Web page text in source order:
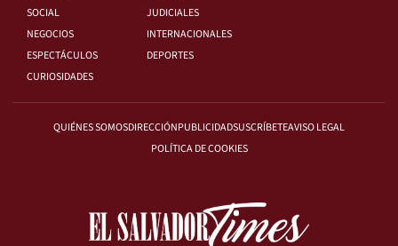
SOCIAL
JUDICIALES
NEGOCIOS
INTERNACIONALES
ESPECTÁCULOS
DEPORTES
CURIOSIDADES
QUIÉNES SOMOSDIRECCIÓNPUBLICIDADSUSCRÍBETEAVISO LEGAL
POLÍTICA DE COOKIES